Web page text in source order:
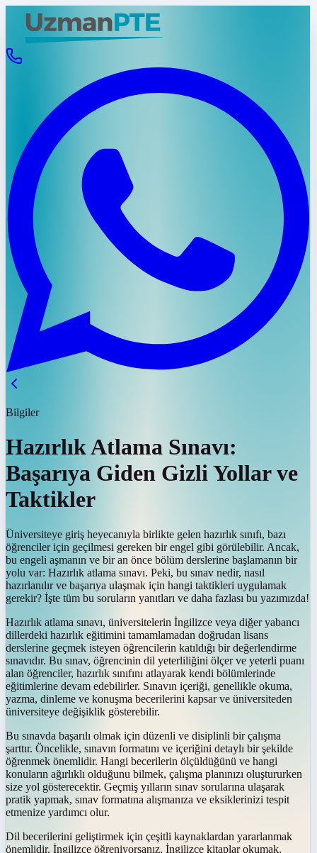
Bilgiler
Hazırlık Atlama Sınavı:
Başarıya Giden Gizli Yollar ve
Taktikler
Üniversiteye giriş heyecanıyla birlikte gelen hazırlık sınıfı, bazı
öğrenciler için geçilmesi gereken bir engel gibi görülebilir. Ancak,
bu engeli aşmanın ve bir an önce bölüm derslerine başlamanın bir
yolu var: Hazırlık atlama sınavı. Peki, bu sınav nedir, nasıl
hazırlanılır ve başarıya ulaşmak için hangi taktikleri uygulamak
gerekir? İşte tüm bu soruların yanıtları ve daha fazlası bu yazımızda!
Hazırlık atlama sınavı, üniversitelerin İngilizce veya diğer yabancı
dillerdeki hazırlık eğitimini tamamlamadan doğrudan lisans
derslerine geçmek isteyen öğrencilerin katıldığı bir değerlendirme
sınavıdır. Bu sınav, öğrencinin dil yeterliliğini ölçer ve yeterli puanı
alan öğrenciler, hazırlık sınıfını atlayarak kendi bölümlerinde
eğitimlerine devam edebilirler. Sınavın içeriği, genellikle okuma,
yazma, dinleme ve konuşma becerilerini kapsar ve üniversiteden
üniversiteye değişiklik gösterebilir.
Bu sınavda başarılı olmak için düzenli ve disiplinli bir çalışma
şarttır. Öncelikle, sınavın formatını ve içeriğini detaylı bir şekilde
öğrenmek önemlidir. Hangi becerilerin ölçüldüğünü ve hangi
konuların ağırlıklı olduğunu bilmek, çalışma planınızı oluştururken
size yol gösterecektir. Geçmiş yılların sınav sorularına ulaşarak
pratik yapmak, sınav formatına alışmanıza ve eksiklerinizi tespit
etmenize yardımcı olur.
Dil becerilerini geliştirmek için çeşitli kaynaklardan yararlanmak
önemlidir. İngilizce öğreniyorsanız, İngilizce kitaplar okumak,